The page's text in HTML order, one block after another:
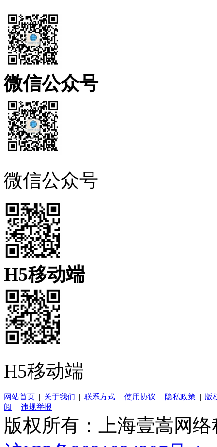
微信公众号
微信公众号
H5移动端
H5移动端
网站首页 | 关于我们 | 联系方式 | 使用协议 | 隐私政策 | 版
阅
| 违规举报
版权所有：上海壹嵩网